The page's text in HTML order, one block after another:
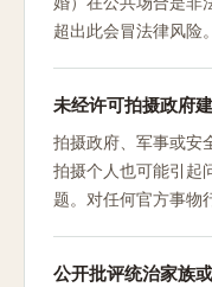
超出此会冒法律风险
未经许可拍摄政府
拍摄政府、军事或安
拍摄个人也可能引起
题。对任何官方事物
公开批评统治家族